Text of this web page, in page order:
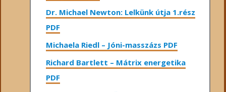
Dr. Michael Newton: Lelkünk útja 1.rész
PDF
Michaela Riedl – Jóni-masszázs PDF
Richard Bartlett – Mátrix energetika
PDF